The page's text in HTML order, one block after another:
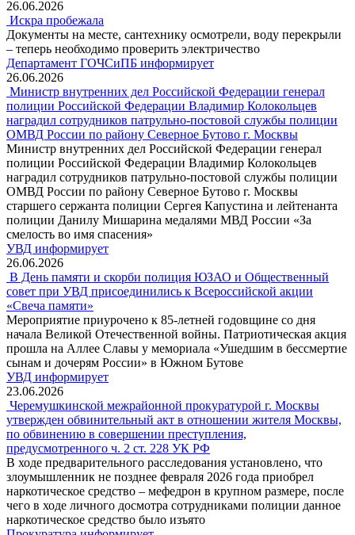
26.06.2026
Искра пробежала
Документы на месте, сантехнику осмотрели, воду перекрыли
– теперь необходимо проверить электричество
Департамент ГОЧСиПБ информирует
26.06.2026
Министр внутренних дел Российской Федерации генерал
полиции Российской Федерации Владимир Колокольцев
наградил сотрудников патрульно-постовой службы полиции
ОМВД России по району Северное Бутово г. Москвы
Министр внутренних дел Российской Федерации генерал
полиции Российской Федерации Владимир Колокольцев
наградил сотрудников патрульно-постовой службы полиции
ОМВД России по району Северное Бутово г. Москвы
старшего сержанта полиции Сергея Капустина и лейтенанта
полиции Данилу Мишарина медалями МВД России «За
смелость во имя спасения»
УВД информирует
26.06.2026
В День памяти и скорби полиция ЮЗАО и Общественный
совет при УВД присоединились к Всероссийской акции
«Свеча памяти»
Мероприятие приурочено к 85-летней годовщине со дня
начала Великой Отечественной войны. Патриотическая акция
прошла на Аллее Славы у мемориала «Ушедшим в бессмертие
сынам и дочерям России» в Южном Бутове
УВД информирует
23.06.2026
Черемушкинской межрайонной прокуратурой г. Москвы
утвержден обвинительный акт в отношении жителя Москвы,
по обвинению в совершении преступления,
предусмотренного ч. 2 ст. 228 УК РФ
В ходе предварительного расследования установлено, что
злоумышленник не позднее февраля 2026 года приобрел
наркотическое средство – мефедрон в крупном размере, после
чего в ходе личного досмотра сотрудниками полиции данное
наркотическое средство было изъято